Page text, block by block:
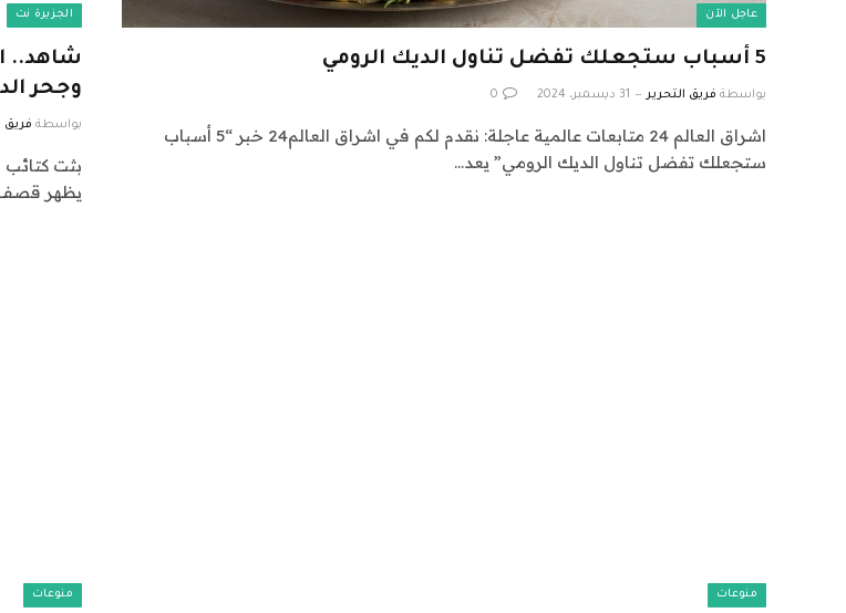
عاجل الآن
5 أسباب ستجعلك تفضل تناول الديك الرومي
بواسطة فريق التحرير 31 ديسمبر، 2024 0
اشراق العالم 24 متابعات عالمية عاجلة: نقدم لكم في اشراق العالم24 خبر “5 أسباب
ستجعلك تفضل تناول الديك الرومي” يعد…
الجزيرة نت
شاهد..
وجحر
بواسطة فريق
بثت كتائب
يظهر قصف
منوعات منوعات